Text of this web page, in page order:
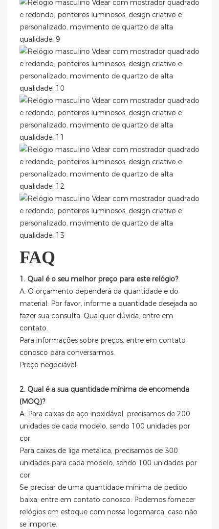
FAQ
1. Qual é o seu melhor preço para este relógio?
A: O orçamento dependerá da quantidade e do
material. Por favor, informe a quantidade desejada ao
fazer sua consulta. Qualquer dúvida, entre em
contato.
Para informações sobre preços, entre em contato
conosco para conversarmos.
Preço negociável.
2. Qual é a sua quantidade mínima de encomenda
(MOQ)?
A: Para caixas de aço inoxidável, precisamos de 200
unidades de cada modelo, sendo 100 unidades por
cor.
Para caixas de liga metálica, precisamos de 300
unidades para cada modelo, sendo 100 unidades por
cor.
Se precisar de uma quantidade mínima de pedido
baixa, entre em contato conosco. Podemos fornecer
relógios em estoque com nossa logomarca, caso não
se importe.